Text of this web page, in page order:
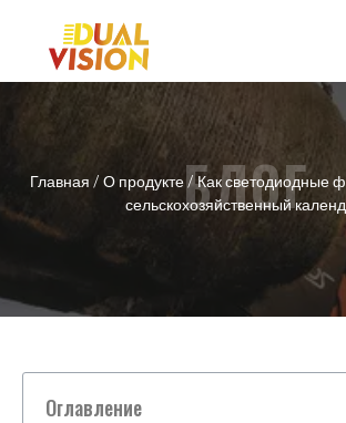
Главная/О продукте/ Как светодиодные
сельскохозяйственный
БЛОГ
Оглавление